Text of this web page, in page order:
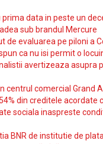
data in peste un
sub brandul Mercure
de evaluarea pe piloni a
ca nu isi permit o
avertizeaza asupra
centrul comercial Grand
din creditele acordate
sociala inaspreste
BNR de institutie de plata